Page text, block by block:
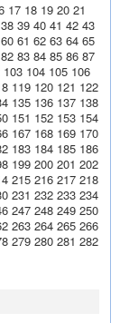
17 18 19 20 21
38 39 40 41 42 43
60 61 62 63 64 65
82 83 84 85 86 87
103 104 105 106
119 120 121 122
135 136 137 138
151 152 153 154
167 168 169 170
183 184 185 186
199 200 201 202
215 216 217 218
231 232 233 234
247 248 249 250
263 264 265 266
279 280 281 282